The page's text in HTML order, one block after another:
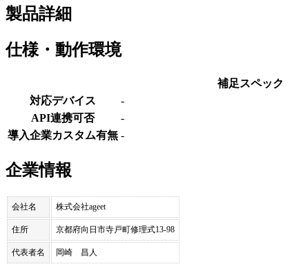
製品詳細
仕様・動作環境
補足スペック
対応デバイス
-
API連携可否
-
導入企業カスタム有無 -
企業情報
会社名 株式会社ageet
住所 京都府向日市寺戸町修理式13-98
代表者名 岡崎 昌人